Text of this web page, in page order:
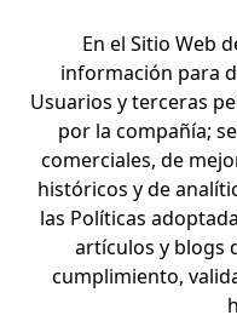
En el Sitio Web
información para
Usuarios y terceras
por la compañía;
comerciales, de
históricos y de
las Políticas
artículos y blogs
cumplimiento,